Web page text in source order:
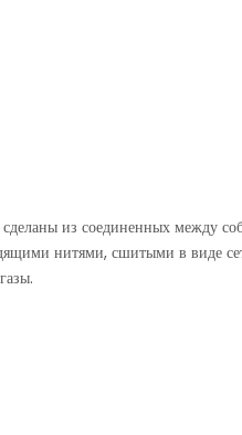
из соединенных между
нитями, сшитыми в виде